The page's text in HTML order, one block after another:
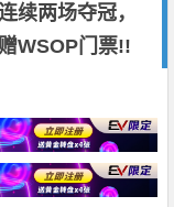
续两场夺冠，
WSOP门票!!